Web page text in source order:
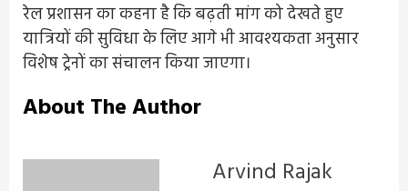
रेल प्रशासन का कहना है कि बढ़ती मांग को देखते हुए
यात्रियों की सुविधा के लिए आगे भी आवश्यकता अनुसार
विशेष ट्रेनों का संचालन किया जाएगा।
About The Author
Arvind Rajak